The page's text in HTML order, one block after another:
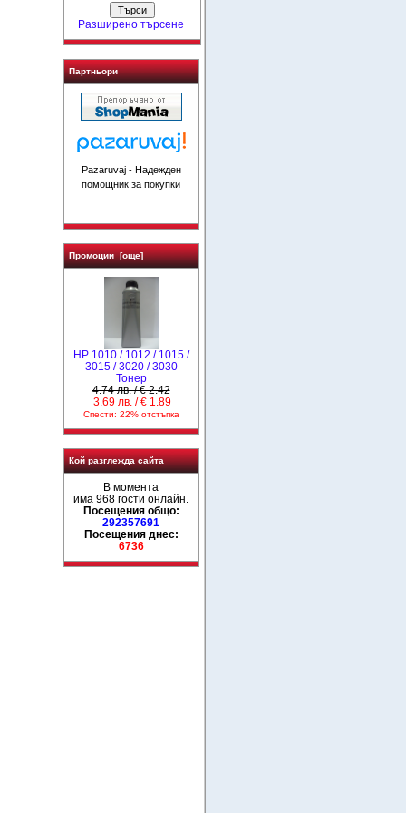
Разширено търсене
Партньори
Pazaruvaj - Надежден
помощник за покупки
Промоции [още]
HP 1010 / 1012 / 1015 /
3015 / 3020 / 3030
Тонер
4.74 лв. / € 2.42
3.69 лв. / € 1.89
Спести: 22% отстъпка
Кой разглежда сайта
В момента
има 968 гости онлайн.
Посещения общо:
292357691
Посещения днес:
6736